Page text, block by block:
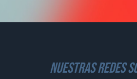
nuestras redes